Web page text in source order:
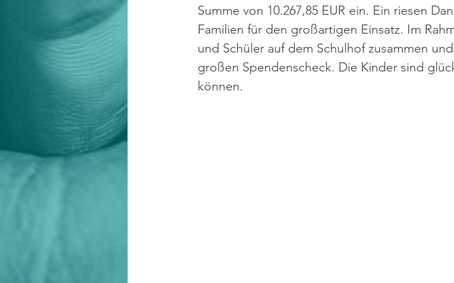
Summe von 10.267,85 EUR ein. Ein riesen
Familien für den großartigen Einsatz. Im
und Schüler auf dem Schulhof zusammen
großen Spendenscheck. Die Kinder sind
können.